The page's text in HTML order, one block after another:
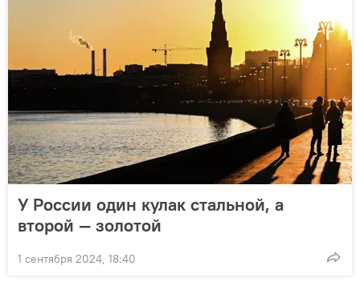
У России один кулак стальной, а
второй — золотой
1 сентября 2024, 18:40